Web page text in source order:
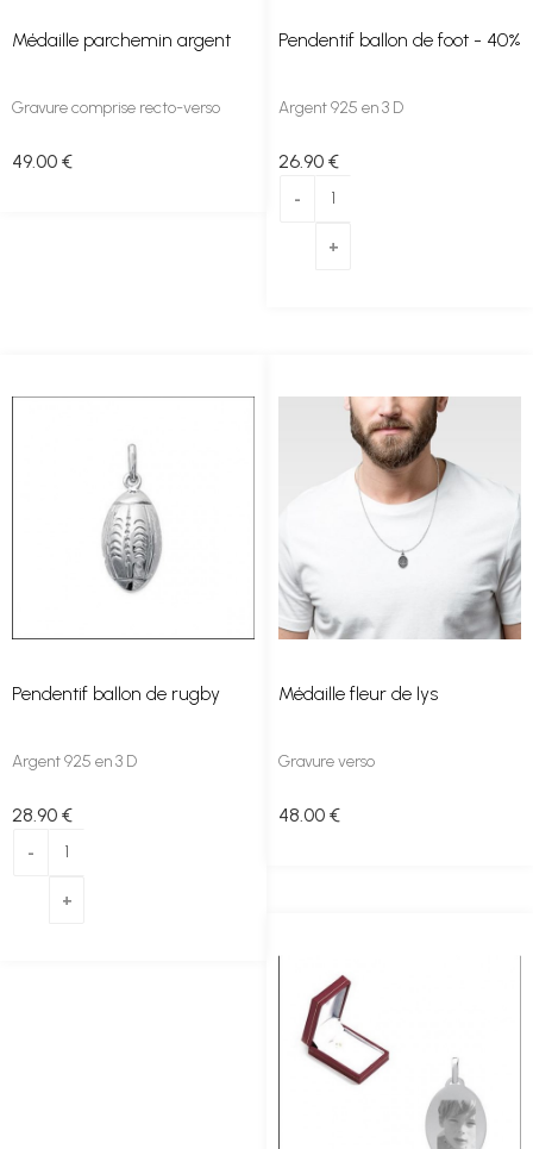
Médaille parchemin argent
Gravure comprise recto-verso
49.00 €
Pendentif ballon de foot - 40%
Argent 925 en 3 D
26.90 €
Pendentif ballon de rugby
Argent 925 en 3 D
28 .90 €
Médaille fleur de lys
Gravure verso
48 .00 €